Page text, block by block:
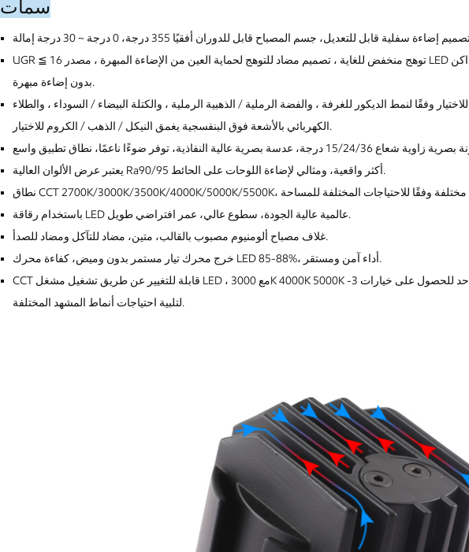
سمات
UGR ≦ 16 توهج منخفض للغاية ، تصميم مضاد للتوهج لحماية العين من الإضاءة المبهرة ، مصدر LED إخفاء عميق ، عاكس لون نيكل داكن
بدون إضاءة مبهرة.
وفقًا لنمط الديكور للغرفة ، والفضة الرملية / الذهبية الرملية ، والكتلة البيضاء / السوداء ، والطلاء
الكهربائي بالأشعة فوق البنفسجية يغمق النيكل / الذهب / الكروم للاختيار.
يعتبر عرض الألوان العالية Ra90/95 أكثر واقعية، ومثالي لإضاءة اللوحات على الحائط.
باستخدام رقاقة LED عالمية عالية الجودة، سطوع عالي، عمر افتراضي طويل.
غلاف مصباح ألومنيوم مصبوب بالقالب، متين، مضاد للتآكل ومضاد للصدأ.
خرج محرك تيار مستمر بدون وميض، كفاءة محرك LED 85-88%، أداء آمن ومستقر.
CCT قابلة للتغيير عن طريق تشغيل مشغل LED ، مع 3000K 4000K 5000K -3 درجة حرارة اللون في مصباح واحد للحصول على خيارات
لتلبية احتياجات أنماط المشهد المختلفة.